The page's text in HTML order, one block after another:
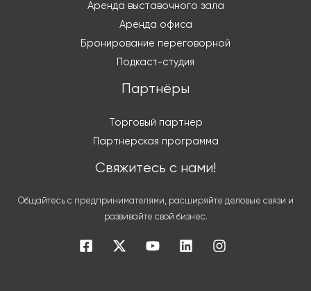
Аренда выставочного зала
Аренда офиса
Бронирование переговорной
Подкаст-студия
Партнёры
Торговый партнер
Партнерская программа
Свяжитесь с нами!
Общайтесь с предпринимателями, расширяйте деловые связи и
развивайте свой бизнес.